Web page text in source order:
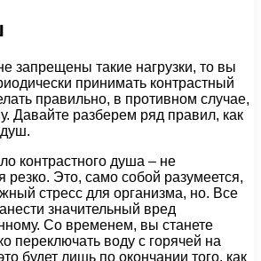
запрещены такие нагрузки, то вы
принимать контрастный
правильно, в противном случае,
Давайте разберем ряд правил, как
контрастного душа – не
резко. Это, само собой разумеется,
стресс для организма, но. Все
значительный вред
Со временем, вы станете
переключать воду с горячей на
будет лишь по окончании того, как